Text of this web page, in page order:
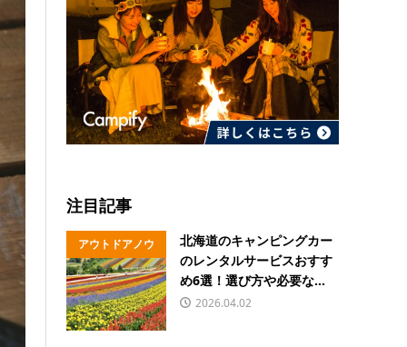
注目記事
アウトドアノウ
ハウ
北海道のキャンピングカー
のレンタルサービスおすす
め6選！選び方や必要な...
2026.04.02